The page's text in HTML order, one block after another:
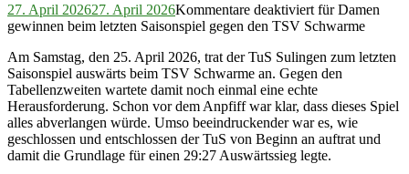
27. April 202627. April 2026Kommentare deaktiviert für Damen
gewinnen beim letzten Saisonspiel gegen den TSV Schwarme
Am Samstag, den 25. April 2026, trat der TuS Sulingen zum letzten
Saisonspiel auswärts beim TSV Schwarme an. Gegen den
Tabellenzweiten wartete damit noch einmal eine echte
Herausforderung. Schon vor dem Anpfiff war klar, dass dieses Spiel
alles abverlangen würde. Umso beeindruckender war es, wie
geschlossen und entschlossen der TuS von Beginn an auftrat und
damit die Grundlage für einen 29:27 Auswärtssieg legte.